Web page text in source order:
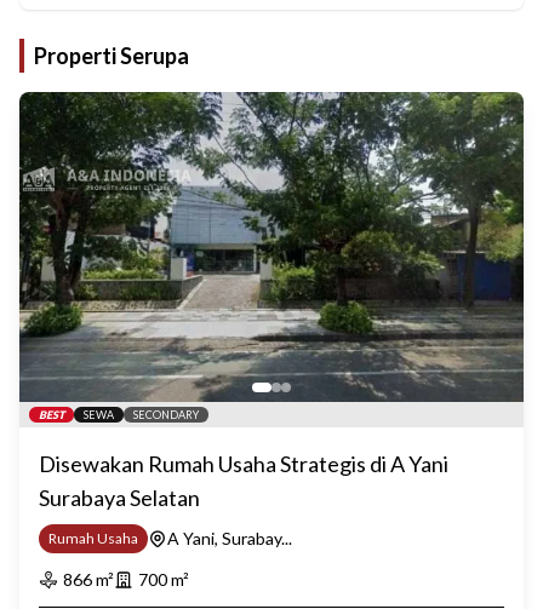
Properti Serupa
BEST SEWA SECONDARY
Disewakan Rumah Usaha Strategis di A Yani
Surabaya Selatan
Rumah Usaha
A Yani, Surabay...
866m² 700m²